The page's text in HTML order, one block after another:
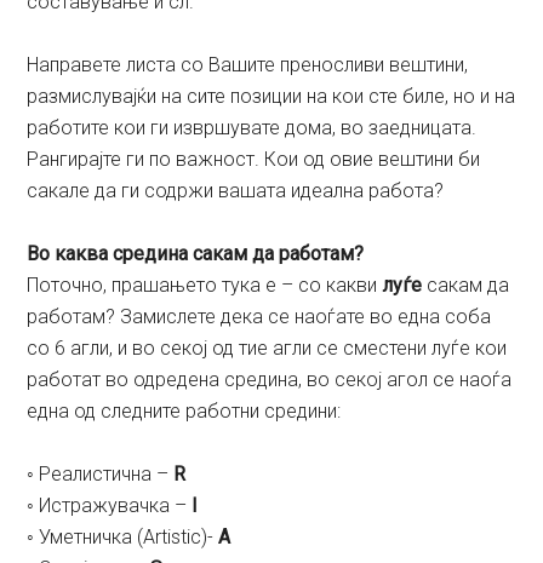
Направете листа со Вашите преносливи вештини,
размислувајќи на сите позиции на кои сте биле, но и на
работите кои ги извршувате дома, во заедницата.
Рангирајте ги по важност. Кои од овие вештини би
сакале да ги содржи вашата идеална работа?
Во каква средина сакам да работам?
Поточно, прашањето тука е – со каквилуѓе сакам да
работам? Замислете дека се наоѓате во една соба
со 6 агли, и во секој од тие агли се сместени луѓе кои
работат во одредена средина, во секој агол се наоѓа
една од следните работни средини:
◦ Реалистична – R
◦ Истражувачка – I
◦ Уметничка (Artistic)-A